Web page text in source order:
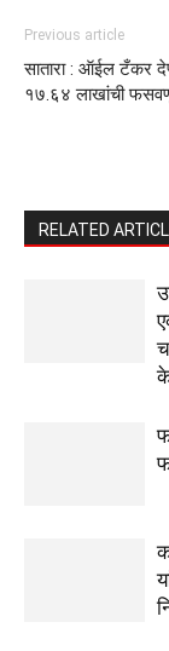
Previous article
सातारा : ऑईल टँकर
१७.६४ लाखांची
RELATED